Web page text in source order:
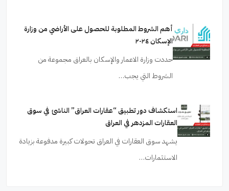
أهم الشروط المطلوبة للحصول على الأراضي من وزارة
الإسكان ٢٠٢٤
حددت وزارة الاعمار والإسكان بالعراق مجموعة من
الشروط التي يجب…
استكشاف دور تطبيق “عقارات العراق” الناشئ في سوق
العقارات المزدهر في العراق
يشهد سوق العقارات في العراق تحولات كبيرة مدفوعة بزيادة
الاستثمارات…